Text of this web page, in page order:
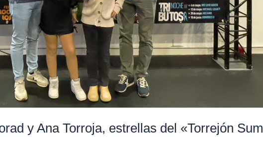
y Ana Torroja, estrellas del «Torrejón